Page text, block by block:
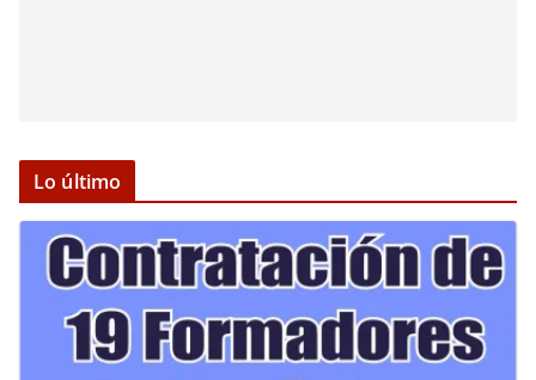
Lo último